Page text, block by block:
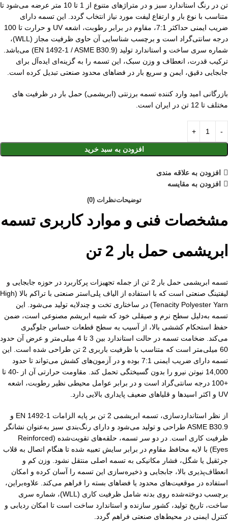
تن در رنگ استاندارد سبز و در متراژهای متنوع از 1 تا 10 متر عرضه می‌شود تا
متناسب با نوع بار و ارتفاع لیفت مورد نیاز انتخاب گردد. این تسمه دارای
ضریب ایمنی حداکثر 7:1، مقاوم در برابر رطوبت، اشعه UV و حرارت تا 100
درجه سانتی‌گراد است و برچسب شناسایی آن حاوی ظرفیت مجاز (WLL)،
شماره سری ساخت و استاندارد تولید (EN 1492-1 / ASME B30.9) می‌باشد.
ترکیب قدرت، انعطاف و وزن سبک، این تسمه را به گزینه‌ای ایده‌آل برای
جابجایی دقیق، ایمن و سریع بار در فضاهای محدود صنعتی تبدیل کرده است.
بازرگانی امید وارد کننده تسمه برزنتی (ابریشمی) حمل بار در ظرفیت های
مختلف تا 12 تن در ایران است.
افزودن به سبد خرید
افزودن به علاقه مندی
افزودن به مقایسه
توضیحاتنظرات (0)
مشخصات فنی و موارد کاربری تسمه
ابریشمی حمل بار 2 تن
تسمه ابریشمی حمل بار 2 تن از جمله تجهیزات پرکاربرد در حوزه جابجایی و
لیفتینگ صنعتی است که با استفاده از الیاف پلی‌استر صنعتی با تراکم بالا (High
Tenacity Polyester Yarn) در ساختاری تخت و چندلایه تولید می‌شود. این
تسمه به‌دلیل سطح نرم و صیقلی خود که شبیه ابریشم مصنوعی است، ضمن
حفظ استحکام کششی بالا، از آسیب به سطح قطعات حساس جلوگیری
می‌کند. ضخامت تسمه در حالت استاندارد بین 3 تا 4 میلی‌متر و عرض آن حدود
60 میلی‌متر است که متناسب با ظرفیت باربری 2 تن طراحی شده است. این
تسمه دارای ضریب ایمنی 7:1 بوده و در آزمون‌های کشش می‌تواند تا حدود
14,000 نیوتن نیرو را بدون گسیختگی تحمل کند. مقاومت حرارتی آن از -40 تا
+100 درجه سانتی‌گراد است و در برابر عوامل محیطی نظیر رطوبت، اشعه
UV و اکثر اسیدها و قلیاهای ضعیف پایداری بالایی دارد.
از نظر استانداردسازی، تسمه ابریشمی 2 تن بر پایه الزامات EN 1492-1 و
ASME B30.9 طراحی و تولید می‌شود و دارای رنگ‌بندی سبز به‌عنوان نشانگر
ظرفیت کاری است. در دو سر تسمه، حلقه‌های تقویت‌شده (Reinforced
Eyes) با لایه محافظ مقاوم در برابر سایش تعبیه شده تا هنگام اتصال به قلاب
جرثقیل یا شگل، فشار مکانیکی به تسمه اصلی منتقل نشود. وزن کم و
انعطاف‌پذیری بالا، جابجایی و ذخیره‌سازی این تسمه را آسان کرده و امکان
استفاده در موقعیت‌های محدود یا فضاهای بسته را فراهم می‌کند. علاوه‌براین،
برچسب دوخته‌شده روی بدنه شامل ظرفیت کاری (WLL)، شماره سری
ساخت، تاریخ تولید، کشور سازنده و استاندارد ساخت است تا امکان ردیابی و
کنترل ایمنی در محیط‌های صنعتی فراهم گردد.